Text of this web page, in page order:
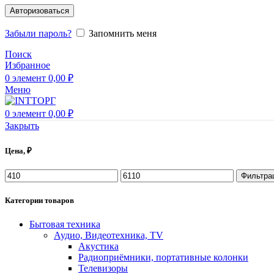
Авторизоваться
Забыли пароль?
Запомнить меня
Поиск
Избранное
0 элемент 0,00 ₽
Меню
0 элемент 0,00 ₽
Закрыть
Цена, ₽
Категории товаров
Бытовая техника
Аудио, Видеотехника, TV
Акустика
Радиоприёмники, портативные колонки
Телевизоры